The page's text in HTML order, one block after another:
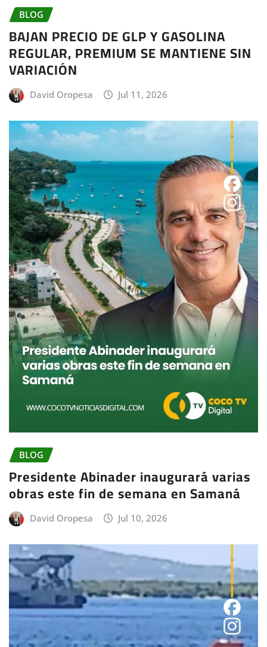
BLOG
BAJAN PRECIO DE GLP Y GASOLINA
REGULAR, PREMIUM SE MANTIENE SIN
VARIACIÓN
David Oropesa Jul 11, 2026
BLOG
Presidente Abinader inaugurará varias
obras este fin de semana en Samaná
David Oropesa Jul 10, 2026